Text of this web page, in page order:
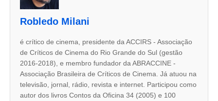
Robledo Milani
é crítico de cinema, presidente da ACCIRS - Associação
de Críticos de Cinema do Rio Grande do Sul (gestão
2016-2018), e membro fundador da ABRACCINE -
Associação Brasileira de Críticos de Cinema. Já atuou na
televisão, jornal, rádio, revista e internet. Participou como
autor dos livros Contos da Oficina 34 (2005) e 100